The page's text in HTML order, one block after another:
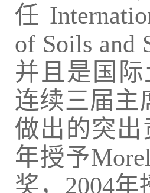
任
of Soils and
并且是国
连续三届主
做出的突出
年授予
奖，2004